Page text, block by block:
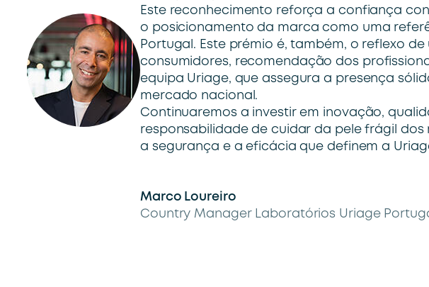
Este reconhecimento reforça a confiança
o posicionamento da marca como uma
Portugal. Este prémio é, também, o reflexo
consumidores, recomendação dos
equipa Uriage, que assegura a presença
mercado nacional.
Continuaremos a investir em inovação,
responsabilidade de cuidar da pele frágil
a segurança e a eficácia que definem a
Marco Loureiro
Country Manager Laboratórios Uriage